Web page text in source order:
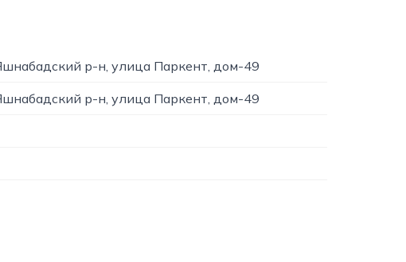
р-н, улица Паркент, дом-49
р-н, улица Паркент, дом-49